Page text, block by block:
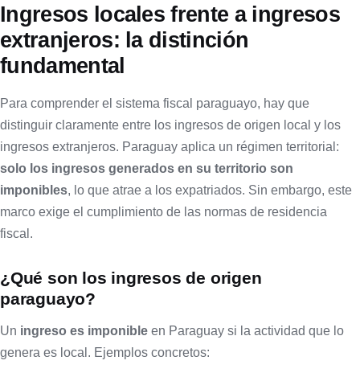
Ingresos locales frente a ingresos
extranjeros: la distinción
fundamental
Para comprender el sistema fiscal paraguayo, hay que
distinguir claramente entre los ingresos de origen local y los
ingresos extranjeros. Paraguay aplica un régimen territorial:
solo los ingresos generados en su territorio son
imponibles, lo que atrae a los expatriados. Sin embargo, este
marco exige el cumplimiento de las normas de residencia
fiscal.
¿Qué son los ingresos de origen
paraguayo?
Un ingreso es imponible en Paraguay si la actividad que lo
genera es local. Ejemplos concretos: